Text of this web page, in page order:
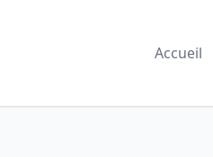
Accueil